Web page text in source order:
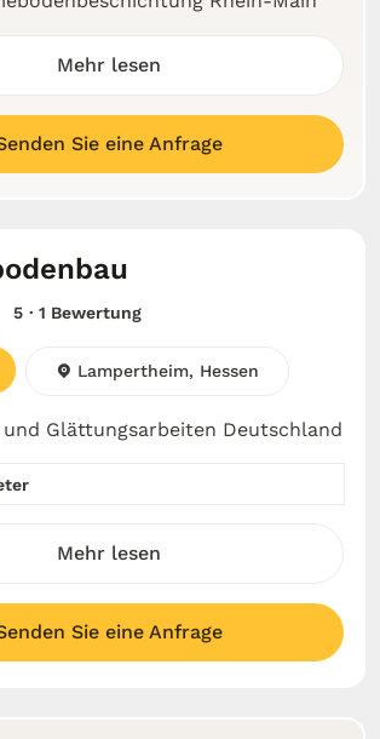
Mehr lesen
Sie eine Anfrage
5 · 1 Bewertung
Glättungsarbeiten Deutschland
Lampertheim, Hessen
Mehr lesen
Sie eine Anfrage